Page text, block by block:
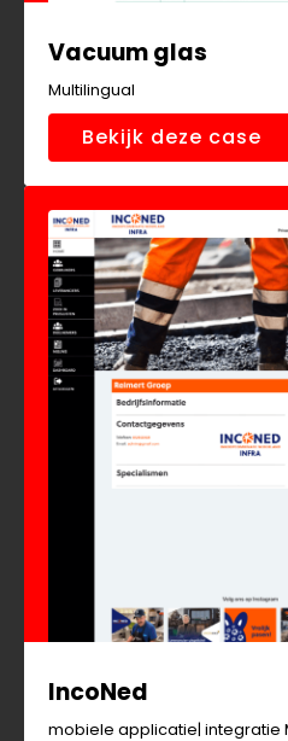
Vacuum glas
Multilingual
Bekijk deze case
IncoNed
mobiele applicatie integratie